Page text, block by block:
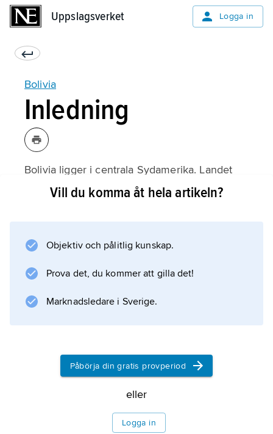
Uppslagsverket Logga in
Bolivia
Inledning
Bolivia ligger i centrala Sydamerika. Landet
har en formell huvudstad (
).
Vill du komma åt hela artikeln?
Objektiv och pålitlig kunskap.
Prova det, du kommer att gilla det!
Marknadsledare i Sverige.
Påbörja din gratis provperiod
eller
Logga in